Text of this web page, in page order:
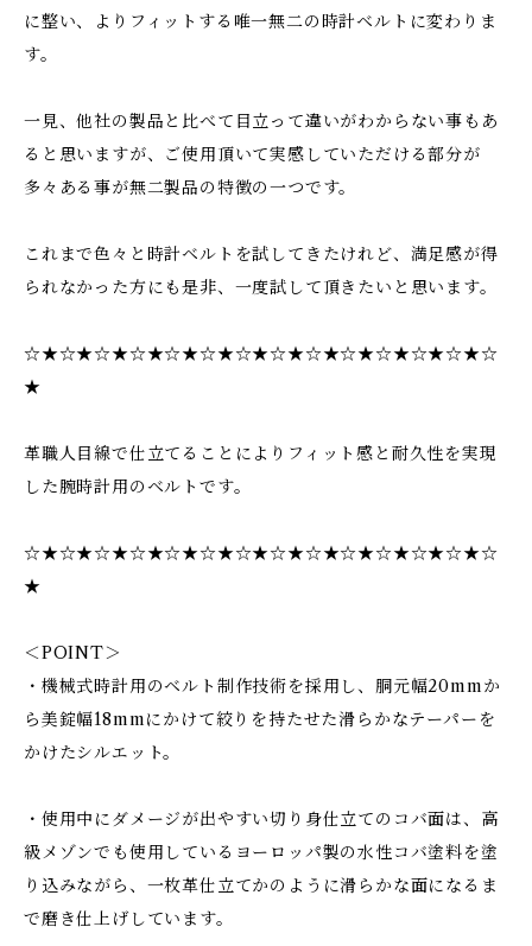
に整い、よりフィットする唯一無二の時計ベルトに変わりま
す。
一見、他社の製品と比べて目立って違いがわからない事もあ
ると思いますが、ご使用頂いて実感していただける部分が
多々ある事が無二製品の特徴の一つです。
これまで色々と時計ベルトを試してきたけれど、満足感が得
られなかった方にも是非、一度試して頂きたいと思います。
☆★☆★☆★☆★☆★☆★☆★☆★☆★☆★☆★☆★☆★☆
★
革職人目線で仕立てることによりフィット感と耐久性を実現
した腕時計用のベルトです。
☆★☆★☆★☆★☆★☆★☆★☆★☆★☆★☆★☆★☆★☆
★
＜POINT＞
・機械式時計用のベルト制作技術を採用し、胴元幅20mmか
ら美錠幅18mmにかけて絞りを持たせた滑らかなテーパーを
かけたシルエット。
・使用中にダメージが出やすい切り身仕立てのコバ面は、高
級メゾンでも使用しているヨーロッパ製の水性コバ塗料を塗
り込みながら、一枚革仕立てかのように滑らかな面になるま
で磨き仕上げしています。